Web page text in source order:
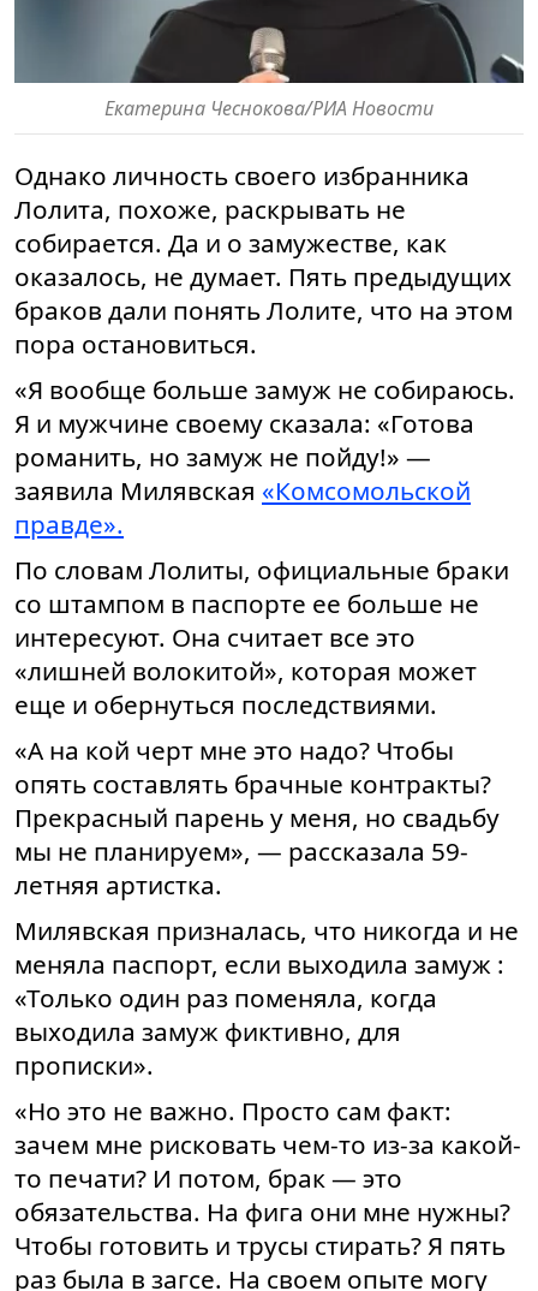
Екатерина Чеснокова/РИА Новости
Однако личность своего избранника
Лолита, похоже, раскрывать не
собирается. Да и о замужестве, как
оказалось, не думает. Пять предыдущих
браков дали понять Лолите, что на этом
пора остановиться.
«Я вообще больше замуж не собираюсь.
Я и мужчине своему сказала: «Готова
романить, но замуж не пойду!» —
заявила Милявская «Комсомольской
правде».
По словам Лолиты, официальные браки
со штампом в паспорте ее больше не
интересуют. Она считает все это
«лишней волокитой», которая может
еще и обернуться последствиями.
«А на кой черт мне это надо? Чтобы
опять составлять брачные контракты?
Прекрасный парень у меня, но свадьбу
мы не планируем», — рассказала 59-
летняя артистка.
Милявская призналась, что никогда и не
меняла паспорт, если выходила замуж :
«Только один раз поменяла, когда
выходила замуж фиктивно, для
прописки».
«Но это не важно. Просто сам факт:
зачем мне рисковать чем-то из-за какой-
то печати? И потом, брак — это
обязательства. На фига они мне нужны?
Чтобы готовить и трусы стирать? Я пять
раз была в загсе. На своем опыте могу